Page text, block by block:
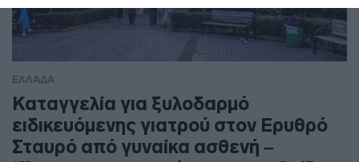
ΕΛΛΑΔΑ
Καταγγελία για ξυλοδαρμό
ειδικευόμενης γιατρού στον Ερυθρό
Σταυρό από γυναίκα ασθενή –